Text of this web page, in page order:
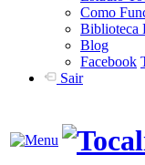
Como
Biblioteca
Blog
Facebook
Sair